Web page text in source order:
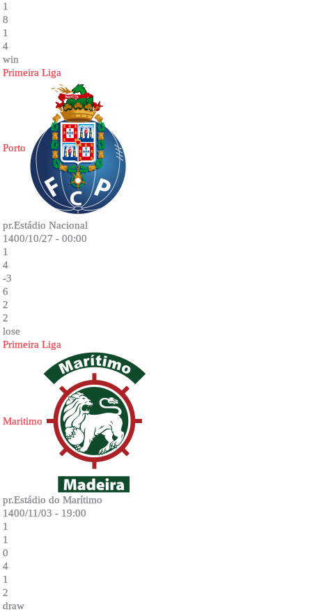
1
8
1
4
win
Primeira Liga
Porto
pr.Estádio Nacional
1400/10/27 - 00:00
1
4
-3
6
2
2
lose
Primeira Liga
Maritimo
pr.Estádio do Marítimo
1400/11/03 - 19:00
1
1
0
4
1
2
draw